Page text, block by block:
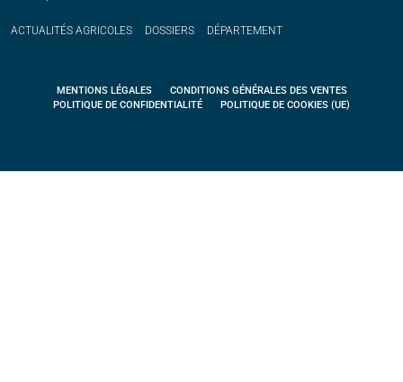
ACTUALITÉS AGRICOLES DOSSIERS DÉPARTEMENT
MENTIONS LÉGALES
CONDITIONS GÉNÉRALES DES VENTES
POLITIQUE DE CONFIDENTIALITÉ
POLITIQUE DE COOKIES (UE)